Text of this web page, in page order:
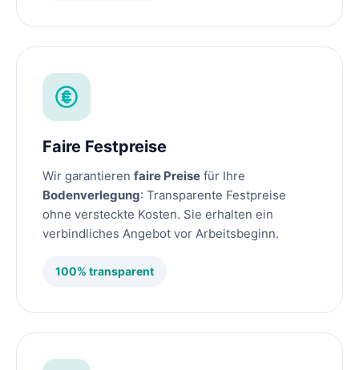
Faire Festpreise
Wir garantieren faire Preise für Ihre
Bodenverlegung: Transparente Festpreise
ohne versteckte Kosten. Sie erhalten ein
verbindliches Angebot vor Arbeitsbeginn.
100% transparent